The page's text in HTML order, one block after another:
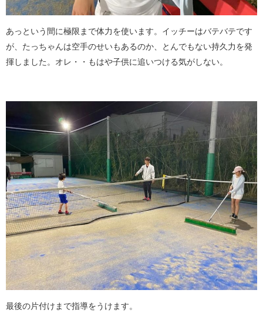
あっという間に極限まで体力を使います。イッチーはバテバテです
が、たっちゃんは空手のせいもあるのか、とんでもない持久力を発
揮しました。オレ・・もはや子供に追いつける気がしない。
最後の片付けまで指導をうけます。